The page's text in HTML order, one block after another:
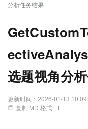
分析任务结果
选题视角分
更新时间： 2026-01-13
复制 MD 格式